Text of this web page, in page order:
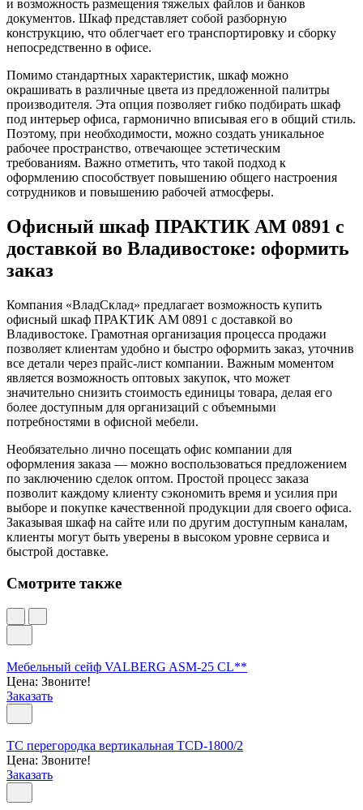
и возможность размещения тяжелых файлов и банков
документов. Шкаф представляет собой разборную
конструкцию, что облегчает его транспортировку и сборку
непосредственно в офисе.
Помимо стандартных характеристик, шкаф можно
окрашивать в различные цвета из предложенной палитры
производителя. Эта опция позволяет гибко подбирать шкаф
под интерьер офиса, гармонично вписывая его в общий стиль.
Поэтому, при необходимости, можно создать уникальное
рабочее пространство, отвечающее эстетическим
требованиям. Важно отметить, что такой подход к
оформлению способствует повышению общего настроения
сотрудников и повышению рабочей атмосферы.
Офисный шкаф ПРАКТИК AM 0891 с
доставкой во Владивостоке: оформить
заказ
Компания «ВладСклад» предлагает возможность купить
офисный шкаф ПРАКТИК AM 0891 с доставкой во
Владивостоке. Грамотная организация процесса продажи
позволяет клиентам удобно и быстро оформить заказ, уточнив
все детали через прайс-лист компании. Важным моментом
является возможность оптовых закупок, что может
значительно снизить стоимость единицы товара, делая его
более доступным для организаций с объемными
потребностями в офисной мебели.
Необязательно лично посещать офис компании для
оформления заказа — можно воспользоваться предложением
по заключению сделок оптом. Простой процесс заказа
позволит каждому клиенту сэкономить время и усилия при
выборе и покупке качественной продукции для своего офиса.
Заказывая шкаф на сайте или по другим доступным каналам,
клиенты могут быть уверены в высоком уровне сервиса и
быстрой доставке.
Смотрите также
Мебельный сейф VALBERG ASM-25 CL**
Цена: Звоните!
Заказать
TC перегородка вертикальная TCD-1800/2
Цена: Звоните!
Заказать